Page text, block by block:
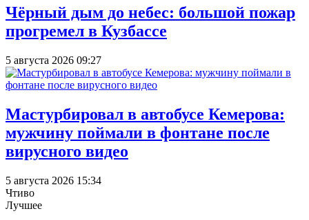
Чёрный дым до небес: большой пожар
прогремел в Кузбассе
5 августа 2026 09:27
Мастурбировал в автобусе Кемерова:
мужчину поймали в фонтане после
вирусного видео
5 августа 2026 15:34
Чтиво
Лучшее